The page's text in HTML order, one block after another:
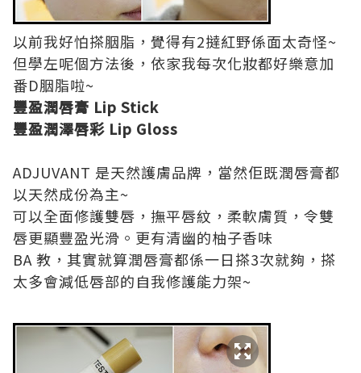
以前我好怕搽胭脂，覺得有2撻紅野係面太奇怪~
但學左呢個方法後，依家我每次化妝都好樂意加
番D胭脂啦~
豐盈潤唇膏 Lip Stick
豐盈潤澤唇彩 Lip Gloss
ADJUVANT 是天然護膚品牌，當然佢既潤唇膏都
以天然成份為主~
可以全面修護雙唇，撫平唇紋，柔軟膚質，令雙
唇更顯豐盈光滑。更有清幽的柚子香味
BA 教，其實就算潤唇膏都係一日搽3次就夠，搽
太多會減低唇部的自我修護能力架~